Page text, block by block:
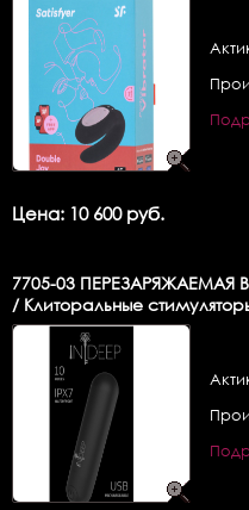
Цена: 10 600 руб.
7705-03 ПЕРЕЗАРЯЖАЕМАЯ
/ Клиторальные